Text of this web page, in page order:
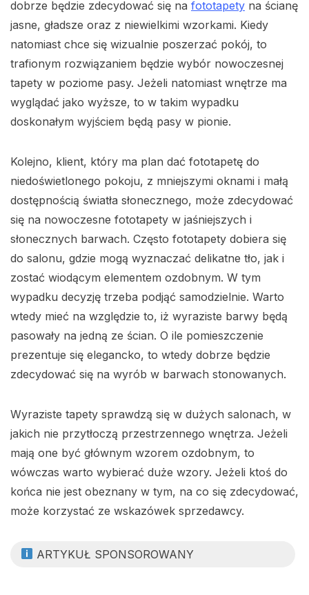
dobrze będzie zdecydować się na fototapety na ścianę
jasne, gładsze oraz z niewielkimi wzorkami. Kiedy
natomiast chce się wizualnie poszerzać pokój, to
trafionym rozwiązaniem będzie wybór nowoczesnej
tapety w poziome pasy. Jeżeli natomiast wnętrze ma
wyglądać jako wyższe, to w takim wypadku
doskonałym wyjściem będą pasy w pionie.
Kolejno, klient, który ma plan dać fototapetę do
niedoświetlonego pokoju, z mniejszymi oknami i małą
dostępnością światła słonecznego, może zdecydować
się na nowoczesne fototapety w jaśniejszych i
słonecznych barwach. Często fototapety dobiera się
do salonu, gdzie mogą wyznaczać delikatne tło, jak i
zostać wiodącym elementem ozdobnym. W tym
wypadku decyzję trzeba podjąć samodzielnie. Warto
wtedy mieć na względzie to, iż wyraziste barwy będą
pasowały na jedną ze ścian. O ile pomieszczenie
prezentuje się elegancko, to wtedy dobrze będzie
zdecydować się na wyrób w barwach stonowanych.
Wyraziste tapety sprawdzą się w dużych salonach, w
jakich nie przytłoczą przestrzennego wnętrza. Jeżeli
mają one być głównym wzorem ozdobnym, to
wówczas warto wybierać duże wzory. Jeżeli ktoś do
końca nie jest obeznany w tym, na co się zdecydować,
może korzystać ze wskazówek sprzedawcy.
ARTYKUŁ SPONSOROWANY